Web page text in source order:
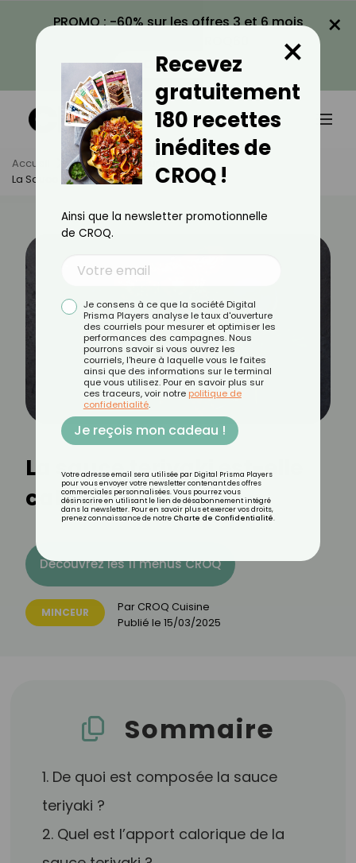
PROMO : -60% sur les offres 3 et 6 mois
VOIR LA PROMO
×
Accueil Actus
Minceur
La Sauce Teriyaki Est-Elle Calorique ?
La sauce teriyaki est-elle
calorique ?
Découvrez les 11 menus CROQ
MINCEUR Par CROQ Cuisine
Publié le 15/03/2025
Sommaire
1. De quoi est composée la sauce
teriyaki ?
2. Quel est l’apport calorique de la
Recevez
gratuitement
180 recettes
inédites de
CROQ !
×
Ainsi que la newsletter promotionnelle
de CROQ.
Je consens à ce que la société Digital
Prisma Players analyse le taux d'ouverture
des courriels pour mesurer et optimiser les
performances des campagnes. Nous
pourrons savoir si vous ouvrez les
courriels, l'heure à laquelle vous le faites
ainsi que des informations sur le terminal
que vous utilisez. Pour en savoir plus sur
ces traceurs, voir notre politique de
confidentialité.
Je reçois mon cadeau !
Votre adresse email sera utilisée par Digital Prisma Players
pour vous envoyer votre newsletter contenant des offres
commerciales personnalisées. Vous pourrez vous
désinscrire en utilisant le lien de désabonnement intégré
dans la newsletter. Pour en savoir plus et exercer vos droits,
prenez connaissance de notre Charte de Confidentialité.